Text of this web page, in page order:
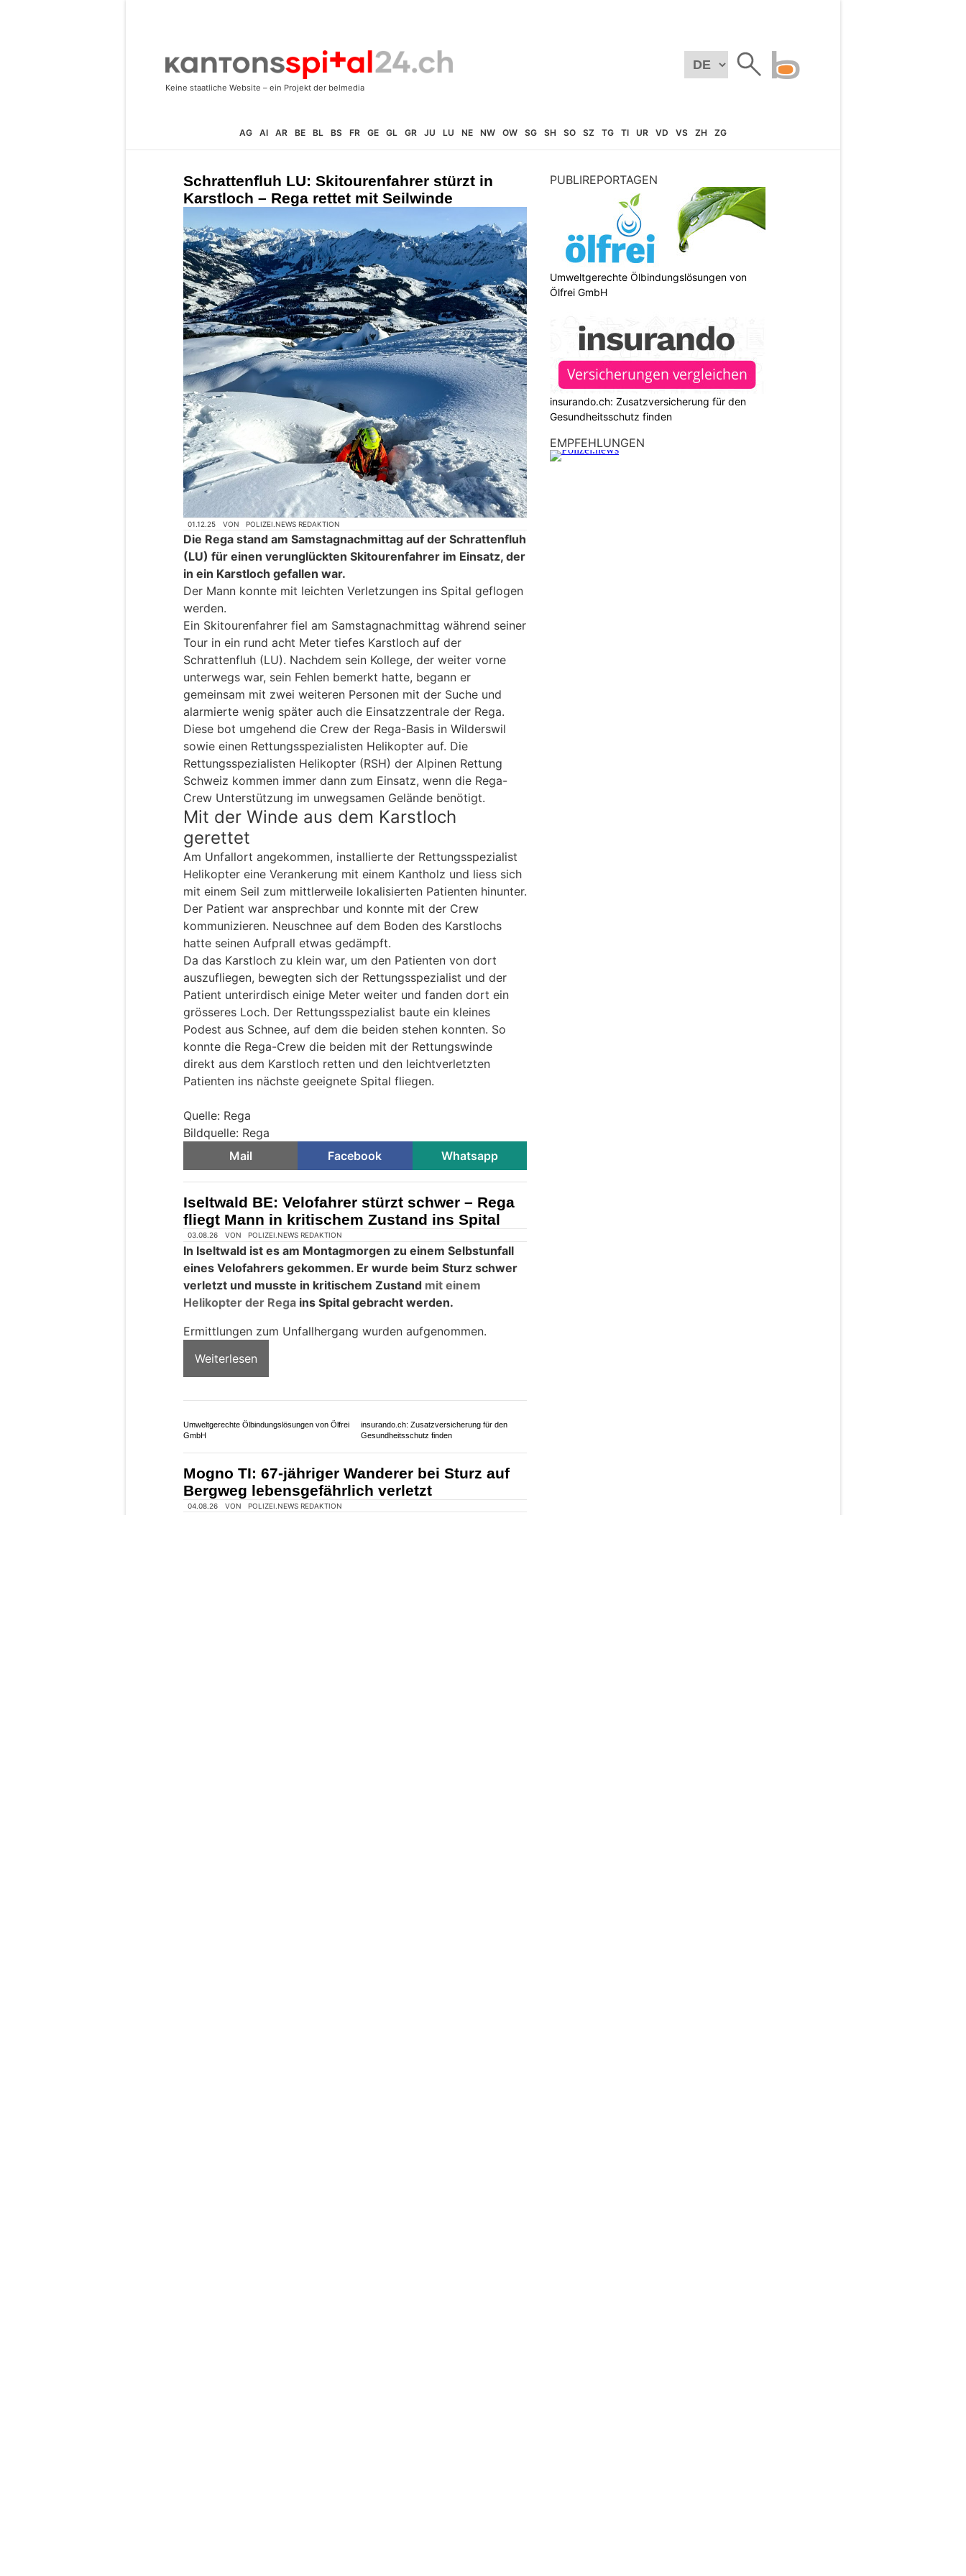
AG AI AR BE BL BS FR GE GL GR JU LU NE NW OW SG SH SO SZ TG TI UR VD VS ZH ZG
Schrattenfluh LU: Skitourenfahrer stürzt in
Karstloch – Rega rettet mit Seilwinde
01.12.25 VON POLIZEI.NEWS REDAKTION
Die Rega stand am Samstagnachmittag auf der Schrattenfluh
(LU) für einen verunglückten Skitourenfahrer im Einsatz, der
in ein Karstloch gefallen war.
Der Mann konnte mit leichten Verletzungen ins Spital geflogen
werden.
Ein Skitourenfahrer fiel am Samstagnachmittag während seiner
Tour in ein rund acht Meter tiefes Karstloch auf der
Schrattenfluh (LU). Nachdem sein Kollege, der weiter vorne
unterwegs war, sein Fehlen bemerkt hatte, begann er
gemeinsam mit zwei weiteren Personen mit der Suche und
alarmierte wenig später auch die Einsatzzentrale der Rega.
Diese bot umgehend die Crew der Rega-Basis in Wilderswil
sowie einen Rettungsspezialisten Helikopter auf. Die
Rettungsspezialisten Helikopter (RSH) der Alpinen Rettung
Schweiz kommen immer dann zum Einsatz, wenn die Rega-
Crew Unterstützung im unwegsamen Gelände benötigt.
Mit der Winde aus dem Karstloch
gerettet
Am Unfallort angekommen, installierte der Rettungsspezialist
Helikopter eine Verankerung mit einem Kantholz und liess sich
mit einem Seil zum mittlerweile lokalisierten Patienten hinunter.
Der Patient war ansprechbar und konnte mit der Crew
kommunizieren. Neuschnee auf dem Boden des Karstlochs
hatte seinen Aufprall etwas gedämpft.
Da das Karstloch zu klein war, um den Patienten von dort
auszufliegen, bewegten sich der Rettungsspezialist und der
Patient unterirdisch einige Meter weiter und fanden dort ein
grösseres Loch. Der Rettungsspezialist baute ein kleines
Podest aus Schnee, auf dem die beiden stehen konnten. So
konnte die Rega-Crew die beiden mit der Rettungswinde
direkt aus dem Karstloch retten und den leichtverletzten
Patienten ins nächste geeignete Spital fliegen.
Quelle: Rega
Bildquelle: Rega
Mail
Facebook Whatsapp
Iseltwald BE: Velofahrer stürzt schwer – Rega
fliegt Mann in kritischem Zustand ins Spital
In Iseltwald ist es am Montagmorgen zu einem Selbstunfall
eines Velofahrers gekommen. Er wurde beim Sturz schwer
verletzt und musste in kritischem Zustandmit einem
PUBLIREPORTAGEN
Umweltgerechte Ölbindungslösungen von
Ölfrei GmbH
insurando.ch: Zusatzversicherung für den
Gesundheitsschutz finden
EMPFEHLUNGEN